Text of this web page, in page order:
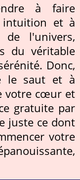
à faire
intuition et à
l'univers,
du véritable
Donc,
le saut et à
votre cœur et
gratuite par
juste ce dont
votre